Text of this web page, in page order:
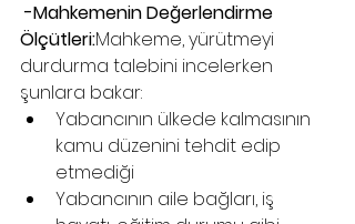
Ölçütleri:Mahkeme, yürütmeyi
durdurma talebini incelerken
şunlara bakar:
Yabancının ülkede kalmasının
kamu düzenini tehdit edip
etmediği
Yabancının aile bağları, iş